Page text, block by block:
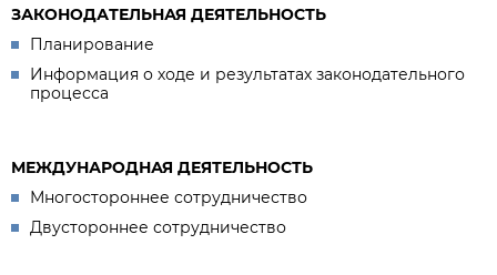
ЗАКОНОДАТЕЛЬНАЯ ДЕЯТЕЛЬНОСТЬ
Планирование
Информация о ходе и результатах законодательного
процесса
МЕЖДУНАРОДНАЯ ДЕЯТЕЛЬНОСТЬ
Многостороннее сотрудничество
Двустороннее сотрудничество